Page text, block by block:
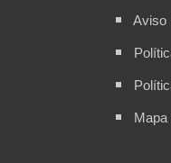
Aviso
Mapa